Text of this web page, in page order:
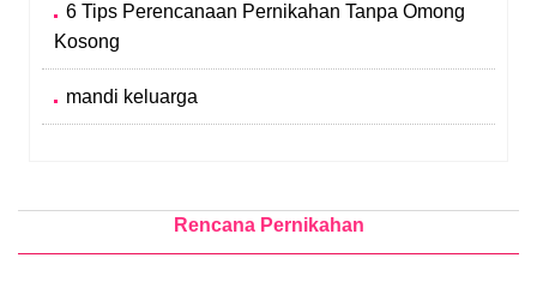
6 Tips Perencanaan Pernikahan Tanpa Omong
Kosong
mandi keluarga
Rencana Pernikahan